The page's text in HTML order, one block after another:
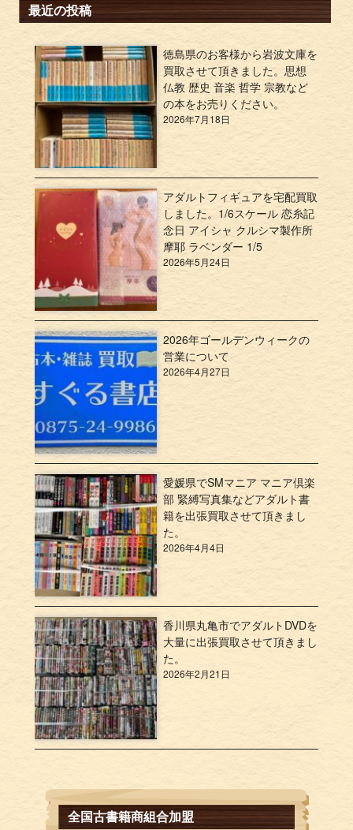
最近の投稿
徳島県のお客様から岩波文庫を
買取させて頂きました。思想
仏教 歴史 音楽 哲学 宗教など
の本をお売りください。
2026年7月18日
アダルトフィギュアを宅配買取
しました。1/6スケール 恋糸記
念日 アイシャ クルシマ製作所
摩耶 ラベンダー 1/5
2026年5月24日
2026年ゴールデンウィークの
営業について
2026年4月27日
愛媛県でSMマニア マニア倶楽
部 緊縛写真集などアダルト書
籍を出張買取させて頂きまし
た。
2026年4月4日
香川県丸亀市でアダルトDVDを
大量に出張買取させて頂きまし
た。
2026年2月21日
全国古書籍商組合加盟